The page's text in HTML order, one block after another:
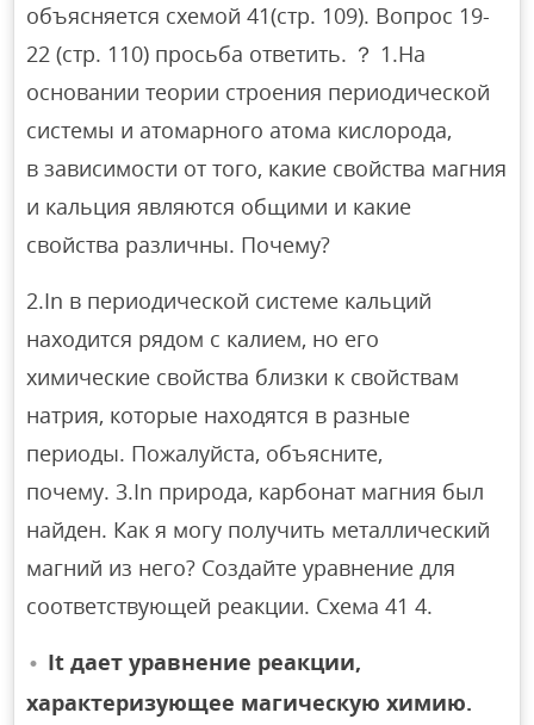
объясняется схемой 41(стр. 109). Вопрос 19-
22 (стр. 110) просьба ответить. ？ 1.На
основании теории строения периодической
системы и атомарного атома кислорода,
в зависимости от того, какие свойства магния
и кальция являются общими и какие
свойства различны. Почему?
2.In в периодической системе кальций
находится рядом с калием, но его
химические свойства близки к свойствам
натрия, которые находятся в разные
периоды. Пожалуйста, объясните,
почему. 3.In природа, карбонат магния был
найден. Как я могу получить металлический
магний из него? Создайте уравнение для
соответствующей реакции. Схема 41 4.
It дает уравнение реакции,
характеризующее магическую химию.